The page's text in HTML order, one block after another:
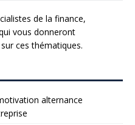
de la finance,
vous donneront
ces thématiques.
alternance